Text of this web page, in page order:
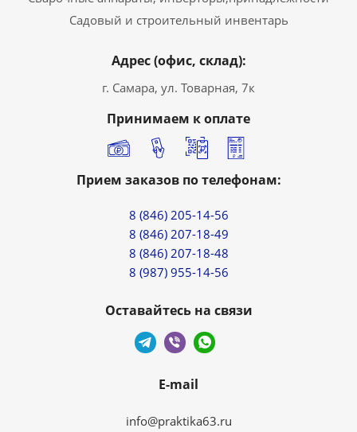
Садовый и строительный инвентарь
Адрес (офис, склад):
г. Самара, ул. Товарная, 7к
Принимаем к оплате
Прием заказов по телефонам:
8 (846) 205-14-56
8 (846) 207-18-49
8 (846) 207-18-48
8 (987) 955-14-56
Оставайтесь на связи
E-mail
info@praktika63.ru